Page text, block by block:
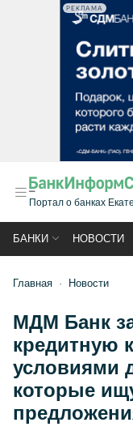
РЕКЛАМА
Портал о банках
БАНКИ НОВОСТИ
Главная Новости
МДМ Банк
кредитную
условиями
которые